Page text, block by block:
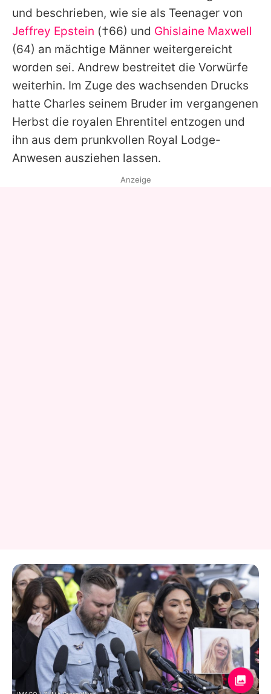
und beschrieben, wie sie als Teenager von
Jeffrey Epstein (†66) und Ghislaine Maxwell
(64) an mächtige Männer weitergereicht
worden sei. Andrew bestreitet die Vorwürfe
weiterhin. Im Zuge des wachsenden Drucks
hatte Charles seinem Bruder im vergangenen
Herbst die royalen Ehrentitel entzogen und
ihn aus dem prunkvollen Royal Lodge-
Anwesen ausziehen lassen.
Anzeige